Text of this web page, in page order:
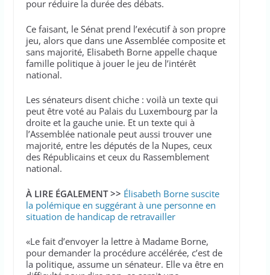
pour réduire la durée des débats.
Ce faisant, le Sénat prend l’exécutif à son propre
jeu, alors que dans une Assemblée composite et
sans majorité, Elisabeth Borne appelle chaque
famille politique à jouer le jeu de l’intérêt
national.
Les sénateurs disent chiche : voilà un texte qui
peut être voté au Palais du Luxembourg par la
droite et la gauche unie. Et un texte qui à
l’Assemblée nationale peut aussi trouver une
majorité, entre les députés de la Nupes, ceux
des Républicains et ceux du Rassemblement
national.
À LIRE ÉGALEMENT >> Élisabeth Borne suscite
la polémique en suggérant à une personne en
situation de handicap de retravailler
«Le fait d’envoyer la lettre à Madame Borne,
pour demander la procédure accélérée, c’est de
la politique, assume un sénateur. Elle va être en